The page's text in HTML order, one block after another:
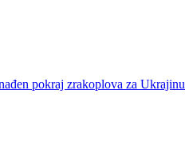
pokraj zrakoplova za Ukrajinu